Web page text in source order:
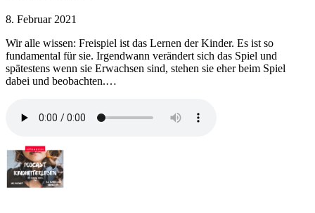
8. Februar 2021
Wir alle wissen: Freispiel ist das Lernen der Kinder. Es ist so
fundamental für sie. Irgendwann verändert sich das Spiel und
spätestens wenn sie Erwachsen sind, stehen sie eher beim Spiel
dabei und beobachten.…